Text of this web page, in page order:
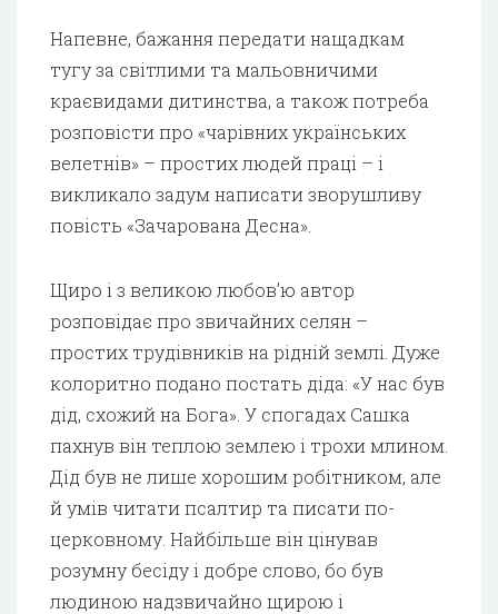
Напевне, бажання передати нащадкам
тугу за світлими та мальовничими
краєвидами дитинства, а також потреба
розповісти про «чарівних українських
велетнів» – простих людей праці – і
викликало задум написати зворушливу
повість «Зачарована Десна».
Щиро і з великою любов’ю автор
розповідає про звичайних селян –
простих трудівників на рідній землі. Дуже
колоритно подано постать діда: «У нас був
дід, схожий на Бога». У спогадах Сашка
пахнув він теплою землею і трохи млином.
Дід був не лише хорошим робітником, але
й умів читати псалтир та писати по-
церковному. Найбільше він цінував
розумну бесіду і добре слово, бо був
людиною надзвичайно щирою і